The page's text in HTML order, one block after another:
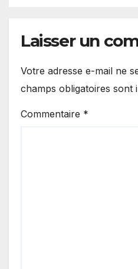
Laisser un
Votre adresse e-mail ne
champs obligatoires sont
Commentaire *